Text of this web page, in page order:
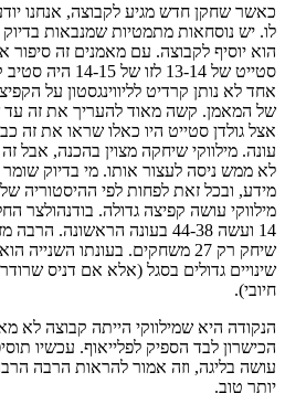
כאשר שחקן חדש מגיע לקבוצה, אנחנו
לו. יש נוסחאות מתמטיות שמנבאות
הוא יוסיף לקבוצה. עם מאמנים זה סיפור
סטייט של 13-14
אחד לא נותן קרדיט לליווינגסטון על
של המאמן. קשה מאוד להעריך את זה
אצל גולדן סטייט היו כאלו שראו את זה
עונה. מילווקי שיחקה מצוין בהכנה, אבל
לא ממש ניסה לעצור אותו. מי בדיוק שומר
מידע, ובכל זאת לפחות לפי ההיסטוריה
14 ועשה 44-38 בעונה
שינויים גדולים בסגל (אלא אם דניס שרודר
חיובי).
הנקודה היא שמילווקי הייתה קבוצה לא
הכישרון לבד הספיק לפלייאוף. עכשיו
יותר טוב.